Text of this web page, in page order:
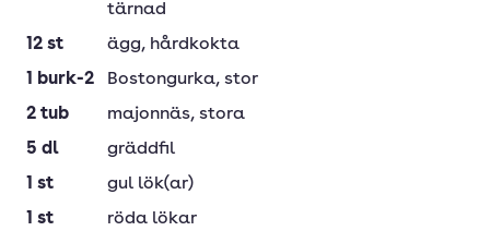
tärnad
12 st ägg, hårdkokta
1
burk-2 Bostongurka, stor
2 tub majonnäs, stora
5 dl
gräddfil
1 st
gul lök(ar)
1 st röda lökar